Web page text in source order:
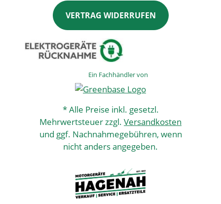
VERTRAG WIDERRUFEN
Ein Fachhändler von
* Alle Preise inkl. gesetzl.
Mehrwertsteuer zzgl. Versandkosten
und ggf. Nachnahmegebühren, wenn
nicht anders angegeben.